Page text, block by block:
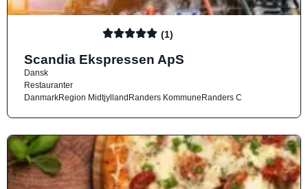
(1)
Scandia Ekspressen ApS
Dansk
Restauranter
DanmarkRegion MidtjyllandRanders KommuneRanders C